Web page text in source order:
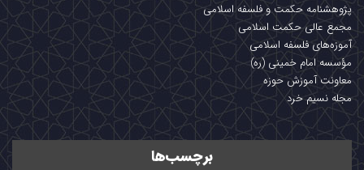
پژوهشنامه حکمت و فلسفه اسلامی
مجمع عالی حکمت اسلامی
آموزه‌های فلسفه اسلامی
مؤسسه امام خمینی (ره)
معاونت آموزش حوزه
مجله نسیم خرد
برچسب‌ها